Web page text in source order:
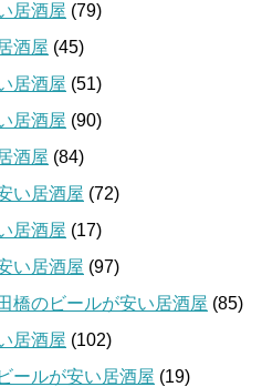
居酒屋 (79)
酒屋 (45)
居酒屋 (51)
居酒屋 (90)
酒屋 (84)
い居酒屋 (72)
居酒屋 (17)
い居酒屋 (97)
橋のビールが安い居酒屋 (85)
居酒屋 (102)
ールが安い居酒屋 (19)